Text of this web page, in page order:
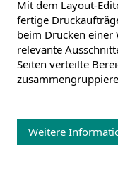
Mit dem Layout-
fertige
beim Drucken einer
relevante
Seiten verteilte
Weitere